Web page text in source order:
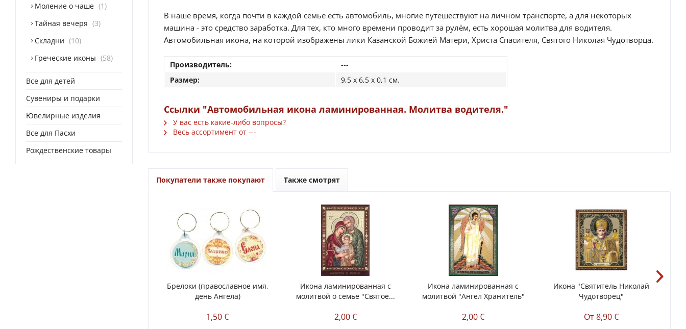
Моление о чаше
1
Тайная вечеря
3
Складни
10
Греческие иконы
58
Все для детей
Сувениры и подарки
Ювелирные изделия
Все для Пасхи
Рождественские товары
В наше время, когда почти в каждой семье есть автомобиль, многие путешествуют на личном транспорте, а для некоторых
машина - это средство заработка. Для тех, кто много времени проводит за рулём, есть хорошая молитва для водителя.
Автомобильная икона, на которой изображены лики Казанской Божией Матери, Христа Спасителя, Святого Николая Чудотворца.
Производитель:
---
Размер:
9,5 x 6,5 x 0,1 см.
Ссылки "Автомобильная икона ламинированная. Молитва водителя."
У вас есть какие-либо вопросы?
Весь ассортимент от ---
Покупатели также покупают Также смотрят
Брелоки (православное имя,
день Ангела)
1,50 €
Икона ламинированная с
молитвой о семье "Святое...
2,00 €
Икона ламинированная с
молитвой "Ангел Хранитель"
2,00 €
Икона "Святитель Николай
Чудотворец"
От 8,90 €